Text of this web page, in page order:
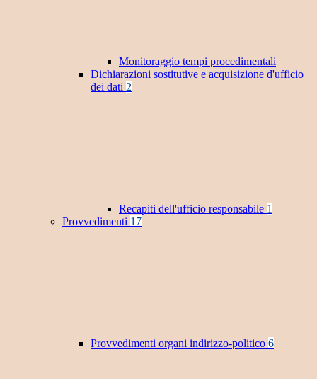
Monitoraggio tempi procedimentali
Dichiarazioni sostitutive e acquisizione d'ufficio
dei dati 2
Recapiti dell'ufficio responsabile 1
Provvedimenti 17
Provvedimenti organi indirizzo-politico 6